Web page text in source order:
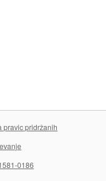
pravic pridržanih
0186